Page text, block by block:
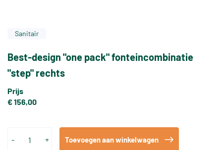
Sanitair
Best-design "one pack" fonteincombinatie
"step" rechts
Prijs
€ 156,00
- + Toevoegen aan winkelwagen